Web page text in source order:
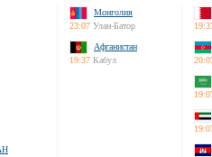
Монголия
23:07 Улан-Батор
Афганистан
19:37 Кабул